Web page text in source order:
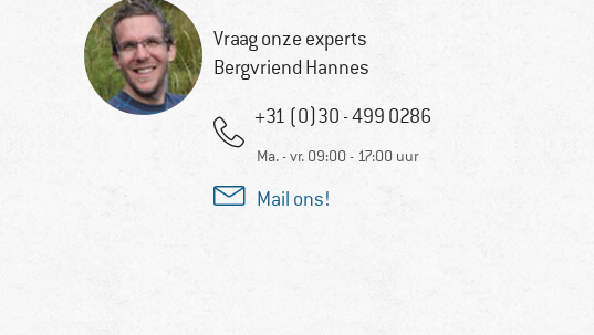
Vraag onze experts
Bergvriend Hannes
+31 (0)30 - 499 0286
Ma. - vr. 09:00 - 17:00 uur
Mail ons!